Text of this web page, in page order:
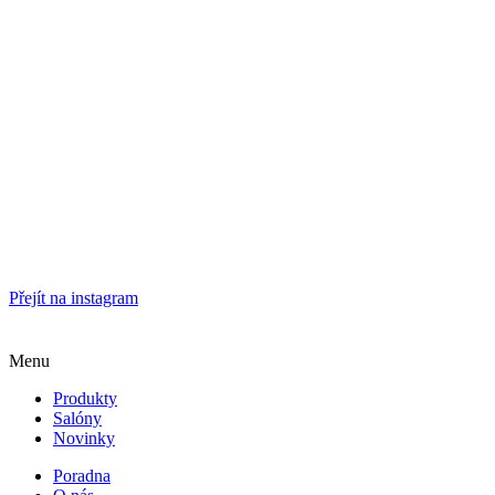
Přejít na instagram
Menu
Produkty
Salóny
Novinky
Poradna